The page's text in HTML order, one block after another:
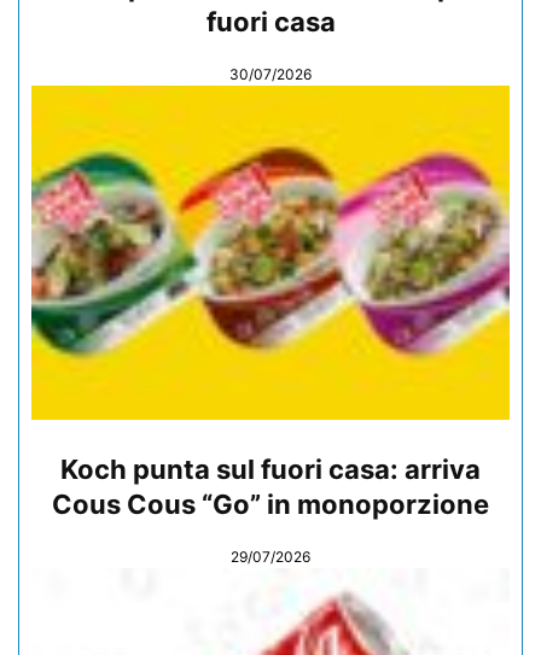
fuori casa
30/07/2026
Koch punta sul fuori casa: arriva
Cous Cous “Go” in monoporzione
29/07/2026